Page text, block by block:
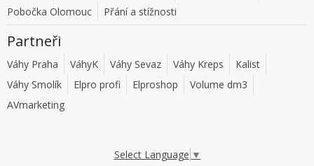
Pobočka Olomouc
Přání a stížnosti
Partneři
Váhy Praha VáhyK Váhy Sevaz Váhy Kreps
Kalist
Váhy Smolík
Elpro profi Elproshop
Volume dm3
AVmarketing
Select Language ▼